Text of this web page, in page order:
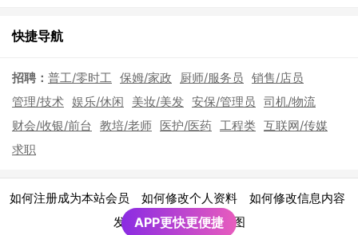
快捷导航
招聘： 普工/零时工 保姆/家政 厨师/服务员 销售/店员
管理/技术 娱乐/休闲 美妆/美发 安保/管理员 司机/物流
财会/收银/前台 教培/老师 医护/医药 工程类 互联网/传媒
求职
如何注册成为本站会员 如何修改个人资料 如何修改信息内容
发布广告须知 | 网站地图
APP更快更便捷